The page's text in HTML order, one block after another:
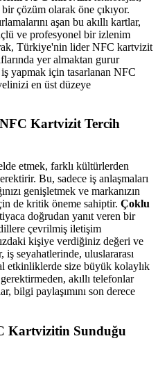
çözüm olarak öne çıkıyor.
aşan bu akıllı kartlar,
ve profesyonel bir izlenim
Türkiye'nin lider NFC kartvizit
yer almaktan gurur
yapmak için tasarlanan NFC
en üst düzeye
Kartvizit Tercih
etmek, farklı kültürlerden
Bu, sadece iş anlaşmaları
genişletmek ve markanızın
de kritik öneme sahiptir. Çoklu
doğrudan yanıt veren bir
çevrilmiş iletişim
kişiye verdiğiniz değeri ve
seyahatlerinde, uluslararası
etkinliklerde size büyük kolaylık
akıllı telefonlar
bilgi paylaşımını son derece
Kartvizitin Sunduğu